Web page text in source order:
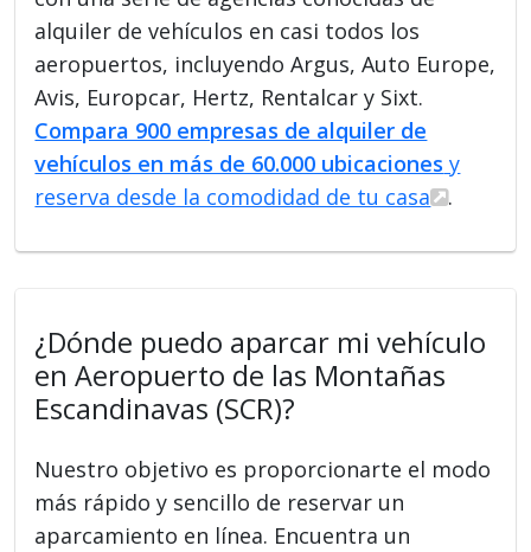
alquiler de vehículos en casi todos los
aeropuertos, incluyendo Argus, Auto Europe,
Avis, Europcar, Hertz, Rentalcar y Sixt.
Compara 900 empresas de alquiler de
vehículos en más de 60.000 ubicaciones y
reserva desde la comodidad de tu casa
.
¿Dónde puedo aparcar mi vehículo
en Aeropuerto de las Montañas
Escandinavas (SCR)?
Nuestro objetivo es proporcionarte el modo
más rápido y sencillo de reservar un
aparcamiento en línea. Encuentra un